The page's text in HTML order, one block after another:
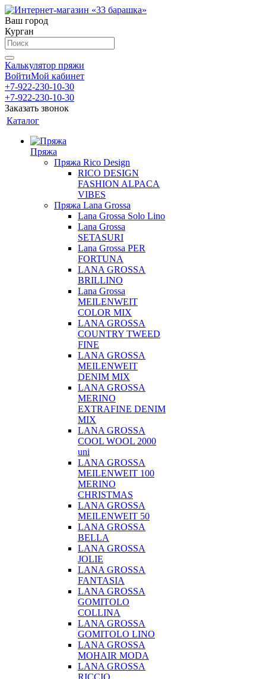
Ваш город
Курган
Калькулятор пряжи
ВойтиМой кабинет
+7-922-230-10-30
+7-922-230-10-30
Заказать звонок
Каталог
Пряжа
Пряжа Rico Design
RICO DESIGN
FASHION ALPACA
VIBES
Пряжа Lana Grossa
Lana Grossa Solo Lino
Lana Grossa
SETASURI
Lana Grossa PER
FORTUNA
LANA GROSSA
BRILLINO
Lana Grossa
MEILENWEIT
COLOR MIX
LANA GROSSA
COUNTRY TWEED
FINE
LANA GROSSA
MEILENWEIT
DENIM MIX
LANA GROSSA
MERINO
EXTRAFINE DENIM
MIX
LANA GROSSA
COOL WOOL 2000
uni
LANA GROSSA
MEILENWEIT 100
MERINO
CHRISTMAS
LANA GROSSA
MEILENWEIT 50
LANA GROSSA
BELLA
LANA GROSSA
JOLIE
LANA GROSSA
FANTASIA
LANA GROSSA
GOMITOLO
COLLINA
LANA GROSSA
GOMITOLO LINO
LANA GROSSA
MOHAIR MODA
LANA GROSSA
RICCIO